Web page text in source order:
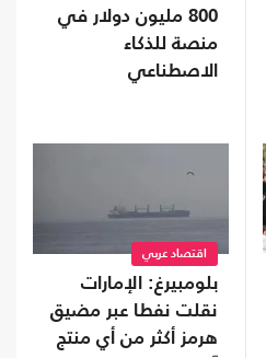
800 مليون دولار في
منصة للذكاء
الاصطناعي
اقتصاد عربي
بلومبيرغ: الإمارات
نقلت نفطا عبر مضيق
هرمز أكثر من أي منتج